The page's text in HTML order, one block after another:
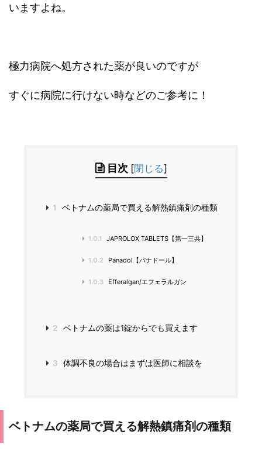
いますよね。
極力病院へ処方された薬が良いのですが
すぐに病院に行けない時などのご参考に！
目次 [閉じる]
1 ベトナムの薬局で買える解熱鎮痛剤の種類
1.0.1 JAPROLOX TABLETS【第一三共】
1.0.2 Panadol【パナドール】
1.0.3 Efferalgan/エフェラルガン
2 ベトナムの薬は1錠からでも買えます
3 体調不良の場合はまずは医師に相談を
ベトナムの薬局で買える解熱鎮痛剤の種類